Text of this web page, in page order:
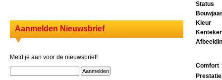
Aanmelden Nieuwsbrief
Meld je aan voor de nieuwsbrief!
Status
Bouwjaar
Kleur
Comfort